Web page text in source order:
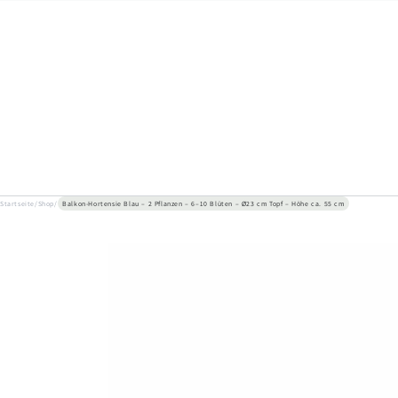
Startseite /Shop / Balkon-Hortensie Blau – 2 Pflanzen – 6–10 Blüten – Ø23 cm Topf – Höhe ca. 55 cm